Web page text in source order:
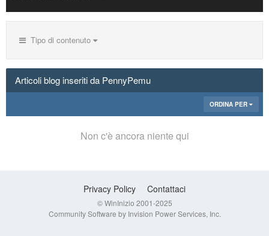
Tipo di contenuto
Articoli blog inseriti da PennyPemu
ORDINA PER
Non c'è ancora niente qui
Privacy Policy Contattaci
© WinInizio 2001-2025
Community Software by Invision Power Services, Inc.